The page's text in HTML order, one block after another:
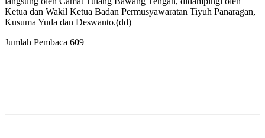
Ketua dan Wakil Ketua Badan Permusyawaratan Tiyuh Panaragan,
Kusuma Yuda dan Deswanto.(dd)
Jumlah Pembaca 609